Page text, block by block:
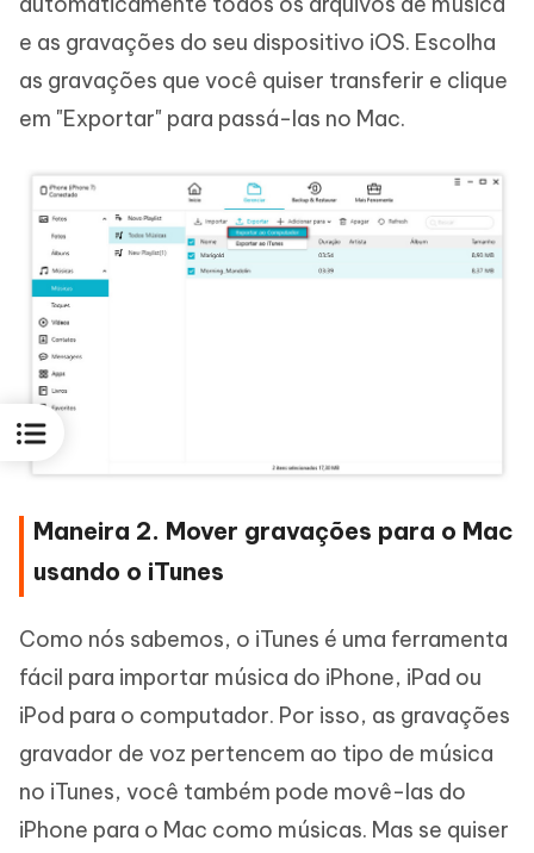
e as gravações do seu dispositivo iOS. Escolha
as gravações que você quiser transferir e clique
em "Exportar" para passá-las no Mac.
Maneira 2. Mover gravações para o Mac
usando o iTunes
Como nós sabemos, o iTunes é uma ferramenta
fácil para importar música do iPhone, iPad ou
iPod para o computador. Por isso, as gravações
gravador de voz pertencem ao tipo de música
no iTunes, você também pode movê-las do
iPhone para o Mac como músicas. Mas se quiser